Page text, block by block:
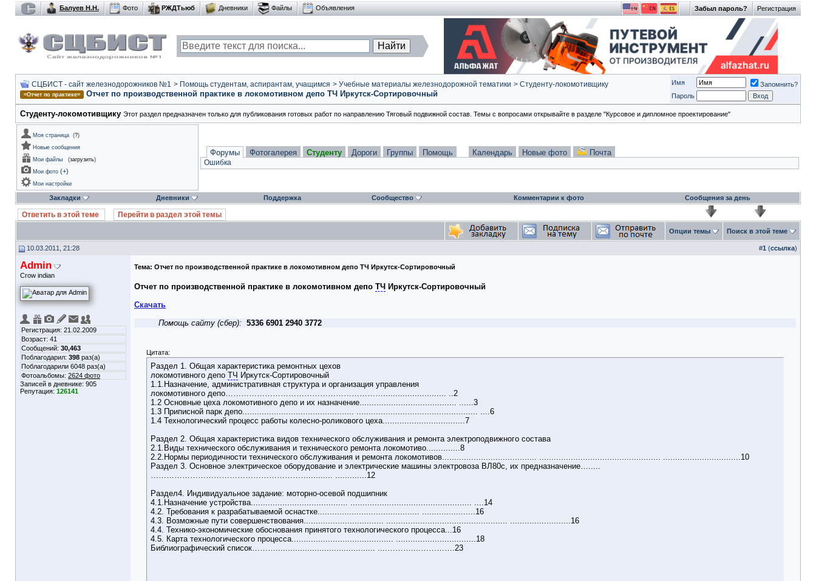
Регистрация
Забыл пароль?
Балуев Н.Н. Фото РЖДТьюб Дневники Файлы Объявления
СЦБИСТ - сайт железнодорожников №1 > Помощь студентам, аспирантам, учащимся > Учебные материалы железнодорожной тематики > Студенту-локомотивщику
=Отчет по практике= Отчет по производственной практике в локомотивном депо ТЧ Иркутск-Сортировочный
Имя
Запомнить?
Пароль
Студенту-локомотивщику Этот раздел предназначен только для публикования готовых работ по направлению Тяговый подвижной состав. Темы с вопросами открывайте в разделе "Курсовое и дипломное проектирование"
Моя страница (?)
Новые сообщения
Мои файлы
(загрузить)
Мои фото (+)
Мои настройки
Форумы Фотогалерея Студенту Дороги Группы Помощь Календарь Новые фото Почта
Ошибка
Закладки Дневники Поддержка Сообщество Комментарии к фото Сообщения за день
Ответить в этой теме Перейти в раздел этой темы
Опции темы Поиск в этой теме
10.03.2011, 21:28 #1 (ссылка)
Admin
Crow indian
Регистрация: 21.02.2009
Возраст: 41
Сообщений: 30,463
Поблагодарил: 398 раз(а)
Поблагодарили 6048 раз(а)
Фотоальбомы: 2624 фото
Записей в дневнике: 905
Репутация: 126141
Тема: Отчет по производственной практике в локомотивном депо ТЧ Иркутск-Сортировочный
Отчет по производственной практике в локомотивном депо ТЧ Иркутск-Сортировочный
Скачать
Помощь сайту (сбер): 5336 6901 2940 3772
Цитата:
Раздел 1. Общая характеристика ремонтных цехов
локомотивного депо ТЧ Иркутск-Сортировочный
1.1.Назначение, административная структура и организация управления
локомотивного депо…………………………………………………….......................... ..2
1.2 Основные цеха локомотивного депо и их назначение........................................ ......3
1.3 Приписной парк депо.............................................. .................................................. ....6
1.4 Технологический процесс работы колесно-роликового цеха..................................7
Раздел 2. Общая характеристика видов технического обслуживания и ремонта электроподвижного состава
2.1.Виды технического обслуживания и технического ремонта локомотиво..............8
2.2.Нормы периодичности технического обслуживания и ремонта локомотивов....................................... .................................................. ................................10
Раздел 3. Основное электрическое оборудование и электрические машины электровоза ВЛ80с, их предназначение….....
…………………………………………………….......... .............12
Раздел4. Индивидуальное задание: моторно-осевой подшипник
4.1.Назначение устройства........................................ .................................................. ....14
4.2. Требования к разрабатываемой оснастке.......................................... ......................16
4.3. Возможные пути совершенствования................................. .................................................. .........................16
4.4. Технико-экономические обоснования принятого технологического процесса...16
4.5. Карта технологического процесса.......................................... .................................18
Библиографический список………......................................... ....………....………….23